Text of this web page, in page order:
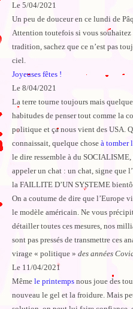
Le 5/04/2021
Un peu de douceur en ce lundi de
Attention toutefois si vous
tradition, sachez que ce n’est pas
ciel.
Joyeuses fêtes !
Le 8/04/2021
La terre tourne toujours mais
habitudes de penser tout comme la
politique et ça nous vient des USA.
connaissait, quelque chose à tomber
le dire ressemble à du
appeler un chat : un chat, signe que
la FAILLITE D’UN SYSTEME
On a coutume de dire que l’Europe
le modèle américain. Ne vous
détailler toutes ces mesures, nos
sont pas pressés de transmettre ces
virage « politique » des années
Le 11/04/2021
Même le printemps nous joue des
nouveau le gel et la froidure. Mais